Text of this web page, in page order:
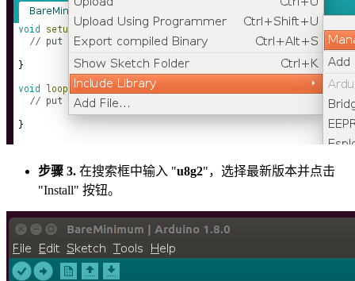
步骤 3. 在搜索框中输入 "u8g2"，选择最新版本并点击
"Install" 按钮。